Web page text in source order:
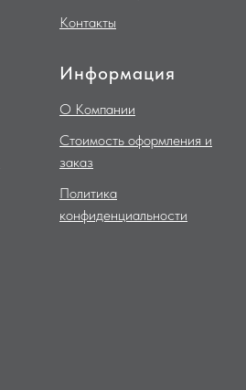
Контакты
Информация
О Компании
Стоимость оформления и
заказ
Политика
конфиденциальности